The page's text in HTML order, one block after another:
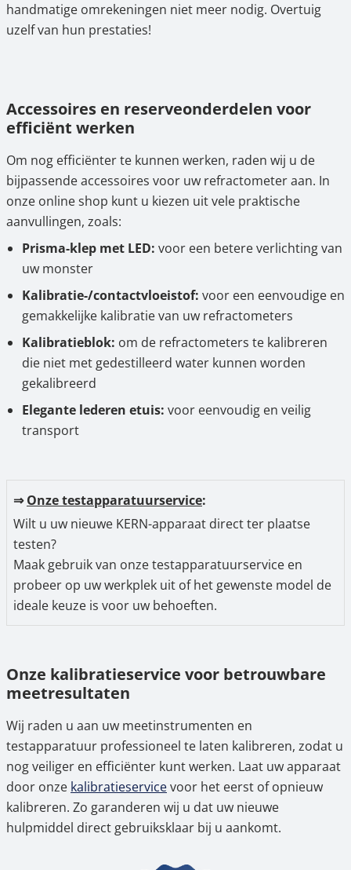
handmatige omrekeningen niet meer nodig. Overtuig
uzelf van hun prestaties!
Accessoires en reserveonderdelen voor
efficiënt werken
Om nog efficiënter te kunnen werken, raden wij u de
bijpassende accessoires voor uw refractometer aan. In
onze online shop kunt u kiezen uit vele praktische
aanvullingen, zoals:
Prisma-klep met LED: voor een betere verlichting van
uw monster
Kalibratie-/contactvloeistof: voor een eenvoudige en
gemakkelijke kalibratie van uw refractometers
Kalibratieblok: om de refractometers te kalibreren
die niet met gedestilleerd water kunnen worden
gekalibreerd
Elegante lederen etuis: voor eenvoudig en veilig
transport
⇒Onze testapparatuurservice:
Wilt u uw nieuwe KERN-apparaat direct ter plaatse
testen?
Maak gebruik van onze testapparatuurservice en
probeer op uw werkplek uit of het gewenste model de
ideale keuze is voor uw behoeften.
Onze kalibratieservice voor betrouwbare
meetresultaten
Wij raden u aan uw meetinstrumenten en
testapparatuur professioneel te laten kalibreren, zodat u
nog veiliger en efficiënter kunt werken. Laat uw apparaat
door onze kalibratieservicevoor het eerst of opnieuw
kalibreren. Zo garanderen wij u dat uw nieuwe
hulpmiddel direct gebruiksklaar bij u aankomt.